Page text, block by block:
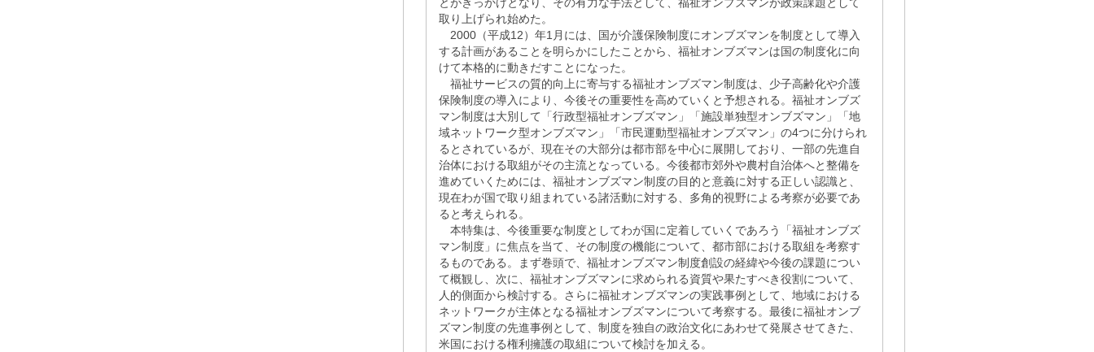
取り上げられ始めた。
2000（平成12）年1月には、国が介護保険制度にオンブズマンを制度として導入
する計画があることを明らかにしたことから、福祉オンブズマンは国の制度化に向
けて本格的に動きだすことになった。
福祉サービスの質的向上に寄与する福祉オンブズマン制度は、少子高齢化や介護
保険制度の導入により、今後その重要性を高めていくと予想される。福祉オンブズ
マン制度は大別して「行政型福祉オンブズマン」「施設単独型オンブズマン」「地
域ネットワーク型オンブズマン」「市民運動型福祉オンブズマン」の4つに分けられ
るとされているが、現在その大部分は都市部を中心に展開しており、一部の先進自
治体における取組がその主流となっている。今後都市郊外や農村自治体へと整備を
進めていくためには、福祉オンブズマン制度の目的と意義に対する正しい認識と、
現在わが国で取り組まれている諸活動に対する、多角的視野による考察が必要であ
ると考えられる。
本特集は、今後重要な制度としてわが国に定着していくであろう「福祉オンブズ
マン制度」に焦点を当て、その制度の機能について、都市部における取組を考察す
るものである。まず巻頭で、福祉オンブズマン制度創設の経緯や今後の課題につい
て概観し、次に、福祉オンブズマンに求められる資質や果たすべき役割について、
人的側面から検討する。さらに福祉オンブズマンの実践事例として、地域における
ネットワークが主体となる福祉オンブズマンについて考察する。最後に福祉オンブ
ズマン制度の先進事例として、制度を独自の政治文化にあわせて発展させてきた、
米国における権利擁護の取組について検討を加える。